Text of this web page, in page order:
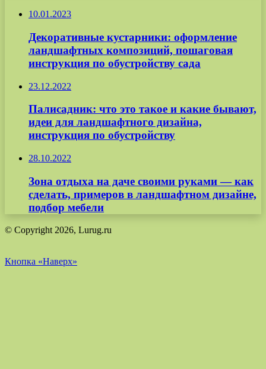
10.01.2023
Декоративные кустарники: оформление
ландшафтных композиций, пошаговая
инструкция по обустройству сада
23.12.2022
Палисадник: что это такое и какие бывают,
идеи для ландшафтного дизайна,
инструкция по обустройству
28.10.2022
Зона отдыха на даче своими руками — как
сделать, примеров в ландшафтном дизайне,
подбор мебели
© Copyright 2026, Lurug.ru
Кнопка «Наверх»